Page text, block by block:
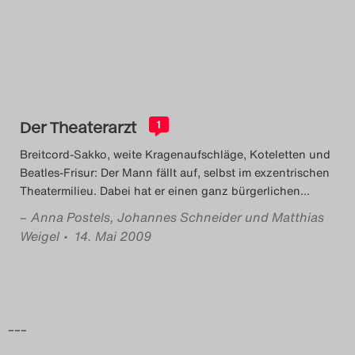
Das Theatertreffen-Blog
2015
Das Theatertreffen-Blog
2016
Das Theatertreffen-Blog
Der Theaterarzt 1
Breitcord-Sakko, weite Kragenaufschläge, Koteletten und
Beatles-Frisur: Der Mann fällt auf, selbst im exzentrischen
Theatermilieu. Dabei hat er einen ganz bürgerlichen…
– Anna Postels, Johannes Schneider und Matthias
Weigel • 14. Mai 2009
–––